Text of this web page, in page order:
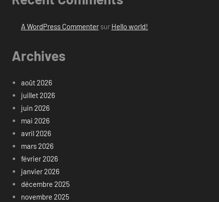
A WordPress Commentersur Hello world!
Archives
août 2026
juillet 2026
juin 2026
mai 2026
avril 2026
mars 2026
février 2026
janvier 2026
décembre 2025
novembre 2025